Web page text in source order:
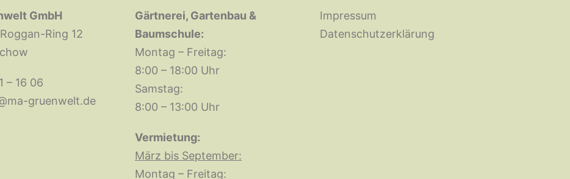
GmbH
Ring 12
– 16 06
gruenwelt.de
Gärtnerei, Gartenbau &
Baumschule:
Montag – Freitag:
8:00 – 18:00 Uhr
Samstag:
8:00 – 13:00 Uhr
Vermietung:
März bis September:
Montag – Freitag:
Impressum
Datenschutzerklärung